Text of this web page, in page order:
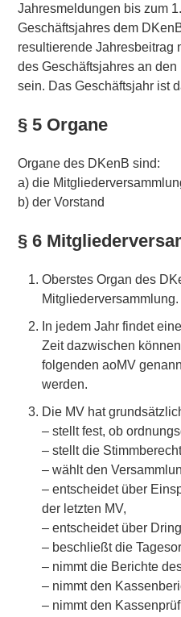
Jahresmeldungen bis zum
Geschäftsjahres dem
resultierende Jahresbeitrag
des Geschäftsjahres an
sein. Das Geschäftsjahr ist
§ 5 Organe
Organe des DKenB sind:
a) die
b) der Vorstand
§ 6
Oberstes Organ des
Mitgliederversammlung.
In jedem Jahr findet
Zeit dazwischen
folgenden aoMV
werden.
Die MV hat
– stellt fest, ob
– stellt die
– wählt den
– entscheidet über
der letzten MV,
– entscheidet über
– beschließt die
– nimmt die Berichte
– nimmt den
– nimmt den